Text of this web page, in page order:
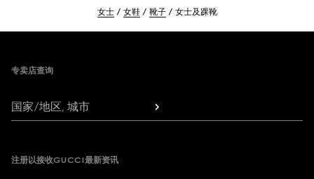
女士 女鞋 靴子 女士及踝靴
专卖店查询
国家/地区, 城市
注册以接收GUCCI最新资讯